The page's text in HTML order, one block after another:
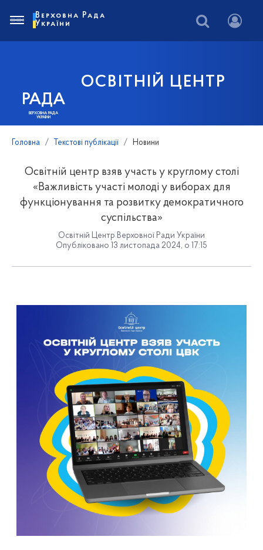
РАДА
ВЕРХОВНА РАДА
УКРАЇНИ
ОСВІТНІЙ ЦЕНТР
Верховна Рада
України
Головна Текстові публікації Новини
Освітній центр взяв участь у круглому столі
«Важливість участі молоді у виборах для
функціонування та розвитку демократичного
суспільства»
Освітній Центр Верховної Ради України
Опубліковано 13 листопада 2024, о 17:15